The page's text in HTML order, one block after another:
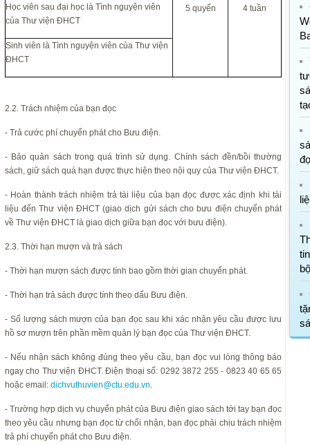
5 quyển 4 tuần
Học viên sau đại học là Tình nguyện viên
của Thư viện ĐHCT
Sinh viên là Tình nguyện viên của Thư viện
ĐHCT
2.2. Trách nhiệm của bạn đọc
- Trả cước phí chuyển phát cho Bưu điện.
- Bảo quản sách trong quá trình sử dụng. Chính sách đền/bồi thường
sách, giữ sách quá hạn được thực hiện theo nội quy của Thư viện ĐHCT.
- Hoàn thành trách nhiệm trả tài liệu của bạn đọc được xác định khi tài
liệu đến Thư viện ĐHCT (giao dịch gửi sách cho bưu điện chuyển phát
về Thư viện ĐHCT là giao dịch giữa bạn đọc với bưu điện).
2.3. Thời hạn mượn và trả sách
- Thời hạn mượn sách được tính bao gồm thời gian chuyển phát.
- Thời hạn trả sách được tính theo dấu Bưu điện.
- Số lượng sách mượn của bạn đọc sau khi xác nhận yêu cầu được lưu
hồ sơ mượn trên phần mềm quản lý bạn đọc của Thư viện ĐHCT.
- Nếu nhận sách không đúng theo yêu cầu, bạn đọc vui lòng thông báo
ngay cho Thư viện ĐHCT. Điện thoại số: 0292 3872 255 - 0823 40 65 65
hoặc email: dichvuthuvien@ctu.edu.vn.
- Trường hợp dịch vụ chuyển phát của Bưu điện giao sách tới tay bạn đọc
theo yêu cầu nhưng bạn đọc từ chối nhận, bạn đọc phải chịu trách nhiệm
trả phí chuyển phát cho Bưu điện.
bộ